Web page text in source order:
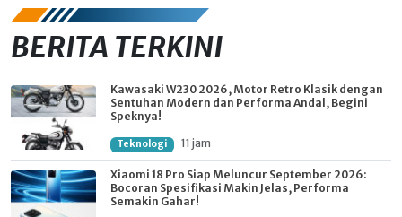
BERITA TERKINI
Kawasaki W230 2026, Motor Retro Klasik dengan
Sentuhan Modern dan Performa Andal, Begini
Speknya!
Teknologi 11 jam
Xiaomi 18 Pro Siap Meluncur September 2026:
Bocoran Spesifikasi Makin Jelas, Performa
Semakin Gahar!